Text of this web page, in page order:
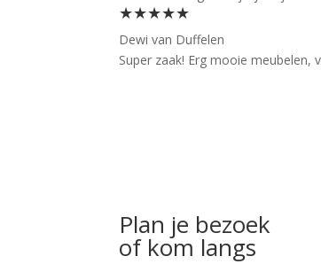
★★★★★
Dewi van Duffelen
Super zaak! Erg mooie meubelen,
Plan je bezoek
of kom langs